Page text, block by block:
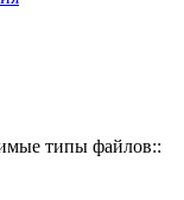
типы файлов::